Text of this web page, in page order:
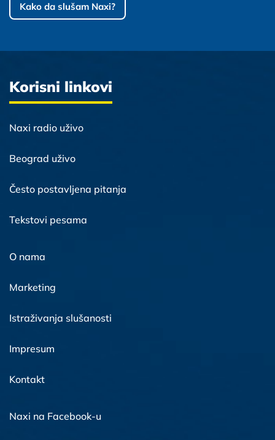
Kako da slušam Naxi?
Korisni linkovi
Naxi radio uživo
Beograd uživo
Često postavljena pitanja
Tekstovi pesama
O nama
Marketing
Istraživanja slušanosti
Impresum
Kontakt
Naxi na Facebook-u